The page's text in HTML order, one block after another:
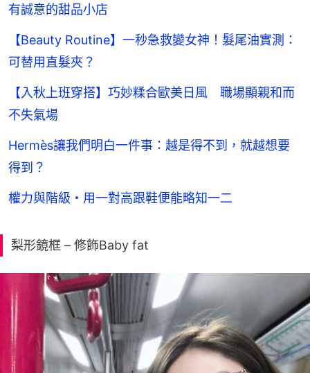
有誠意的甜品小店
【Beauty Routine】一秒急救變女神！髮尾油實測：
可替用直髮夾？
【入秋上班穿搭】巧妙糅合歐美日風 職場顯親和而
不失氣場
Hermès讓我們明白一件事：越是得不到，就越想要
得到？
權力與階級・用一對高跟鞋便能略知一二
梨形鏡框 – 修飾Baby fat